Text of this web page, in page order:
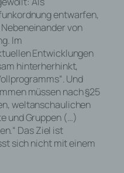
entwarfen,
von
Im
Entwicklungen
hinterherhinkt,
Und
müssen nach §25
weltanschaulichen
und Gruppen (…)
Das Ziel ist
sich nicht mit einem